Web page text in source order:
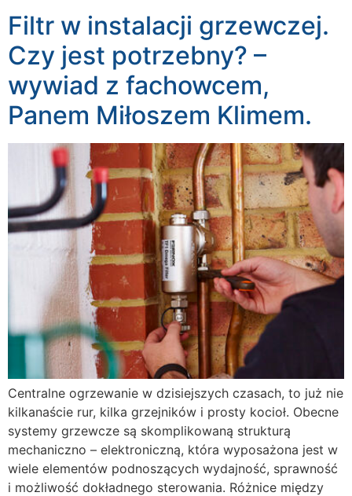
Filtr w instalacji grzewczej.
Czy jest potrzebny? –
wywiad z fachowcem,
Panem Miłoszem Klimem.
Centralne ogrzewanie w dzisiejszych czasach, to już nie
kilkanaście rur, kilka grzejników i prosty kocioł. Obecne
systemy grzewcze są skomplikowaną strukturą
mechaniczno – elektroniczną, która wyposażona jest w
wiele elementów podnoszących wydajność, sprawność
i możliwość dokładnego sterowania. Różnice między